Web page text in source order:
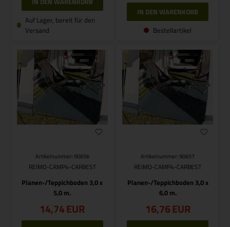
Auf Lager, bereit für den
Versand
Bestellartikel
Artikelnummer: 90656
REIMO-CAMP4-CARBEST
Planen-/Teppichboden 3,0 x
5,0 m.
14,74EUR
Artikelnummer: 90657
REIMO-CAMP4-CARBEST
Planen-/Teppichboden 3,0 x
6,0 m.
16,76EUR